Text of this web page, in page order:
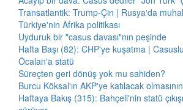
Transatlantik: Trump-Çin | Rusya'da
Türkiye'nin Afrika politikası
Uyduruk bir "casus davası"nın peşinde
Hafta Başı (82): CHP'ye kuşatma |
Öcalan'a statü
Süreçten geri dönüş yok mu sahiden?
Burcu Köksal'ın AKP'ye katılacak
Haftaya Bakış (315): Bahçeli'nin statü